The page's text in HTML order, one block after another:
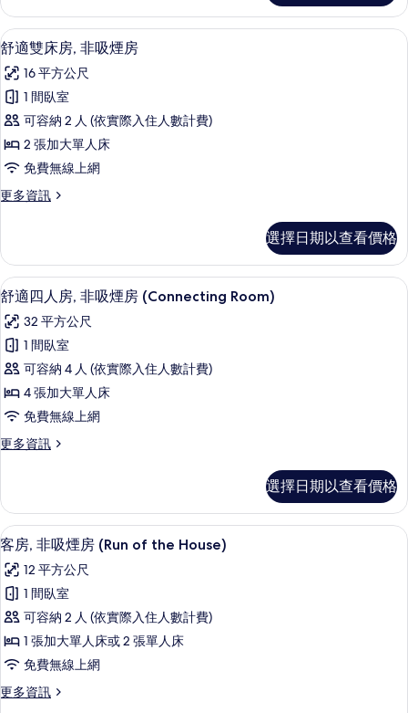
所
有
相
片
房,
非
吸
房
的
詳
情
顯
示
舒
適
雙
床
非
煙
房
的
所
有
相
片
舒適雙床房, 非吸煙房 | 羽絨被、書桌
7
舒適雙床房, 非吸煙房
16 平方公尺
1 間臥室
可容納 2 人 (依實際入住人數計費)
2 張加大單人床
免費無線上網
更多資訊
更
雙
床
房,
吸
煙
房
的
詳
情
選擇日期以查看價格
顯
示
舒
適
四
人
非
煙
房
(Connecting
Room)
的
所
有
相
片
舒適四人房, 非吸煙房 (Connecting
7
舒適四人房, 非吸煙房 (Connecting Room)
32 平方公尺
1 間臥室
可容納 4 人 (依實際入住人數計費)
4 張加大單人床
免費無線上網
更多資訊
更
四
人
房,
吸
煙
房
(Connecting
Room)
的
詳
情
選擇日期以查看價格
顯
示
客
房,
非
吸
房
4
客房, 非吸煙房 (Run of the House)
12 平方公尺
1 間臥室
可容納 2 人 (依實際入住人數計費)
1 張加大單人床或 2 張單人床
免費無線上網
更多資訊
更